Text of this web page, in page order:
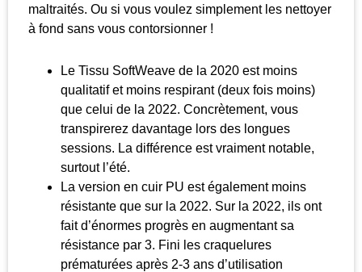
maltraités. Ou si vous voulez simplement les nettoyer
à fond sans vous contorsionner !
Le Tissu SoftWeave de la 2020 est moins
qualitatif et moins respirant (deux fois moins)
que celui de la 2022. Concrètement, vous
transpirerez davantage lors des longues
sessions. La différence est vraiment notable,
surtout l’été.
La version en cuir PU est également moins
résistante que sur la 2022. Sur la 2022, ils ont
fait d’énormes progrès en augmentant sa
résistance par 3. Fini les craquelures
prématurées après 2-3 ans d’utilisation